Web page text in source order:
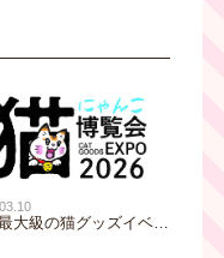
大級の猫グッズイベン